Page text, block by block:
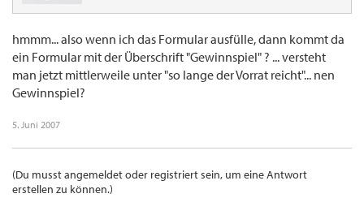
hmmm... also wenn ich das Formular ausfülle, dann kommt da
ein Formular mit der Überschrift "Gewinnspiel" ? ... versteht
man jetzt mittlerweile unter "so lange der Vorrat reicht"... nen
Gewinnspiel?
5. Juni 2007
(Du musst angemeldet oder registriert sein, um eine Antwort
erstellen zu können.)